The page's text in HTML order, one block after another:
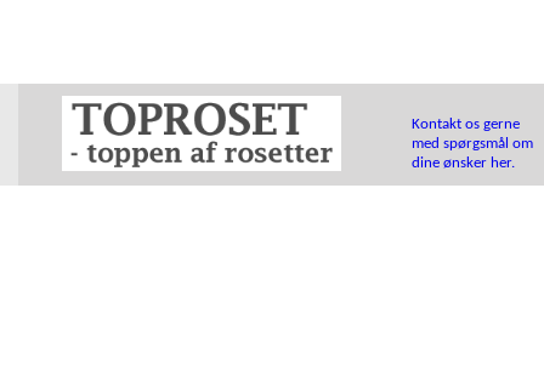
Kontakt os gerne
med spørgsmål om
dine ønsker her.